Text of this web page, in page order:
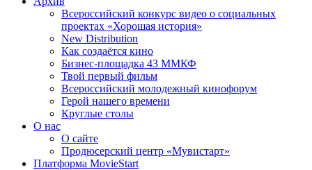
Всероссийский конкурс видео о социальных
проектах «Хорошая история»
New Distribution
Как создаётся кино
Бизнес-площадка 43 ММКФ
Твой первый фильм
Всероссийский молодежный кинофорум
Герой нашего времени
Круглые столы
О нас
О сайте
Продюсерский центр «Мувистарт»
Платформа MovieStart